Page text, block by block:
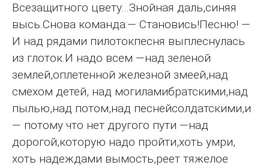
Всезащитного цвету…Знойная даль,синяя
высь.Снова команда:— Становись!Песню! —
И над рядами пилотокпесня выплеснулась
из глоток.И надо всем —над зеленой
землей,оплетенной железной змеей,над
смехом детей, над могиламибратскими,над
пылью,над потом,над песнейсолдатскими,и
— потому что нет другого пути —над
дорогой,которую надо пройти,хоть умри,
хоть надеждами вымость,реет тяжелое